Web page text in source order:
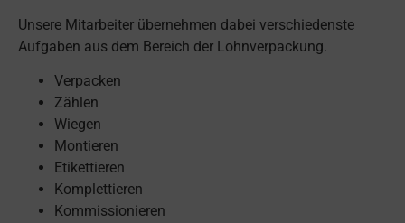
Unsere Mitarbeiter übernehmen dabei verschiedenste
Aufgaben aus dem Bereich der Lohnverpackung.
Verpacken
Zählen
Wiegen
Montieren
Etikettieren
Komplettieren
Kommissionieren